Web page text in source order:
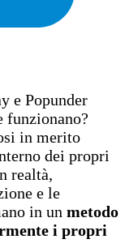
e Popunder
funzionano?
in merito
dei propri
realtà,
e le
in un metodo
i propri